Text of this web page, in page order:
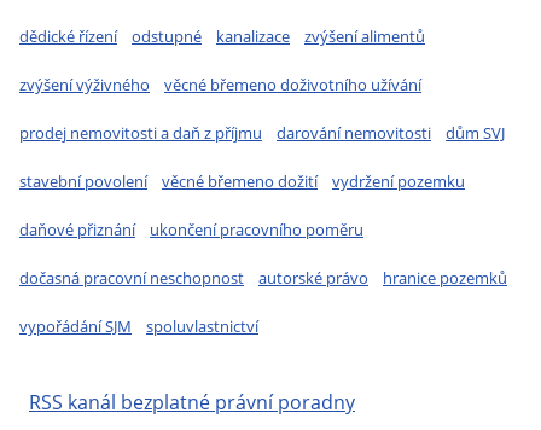
dědické řízení odstupné kanalizace zvýšení alimentů
zvýšení výživného věcné břemeno doživotního užívání
prodej nemovitosti a daň z příjmu darování nemovitosti dům SVJ
stavební povolení věcné břemeno dožití vydržení pozemku
daňové přiznání ukončení pracovního poměru
dočasná pracovní neschopnost autorské právo hranice pozemků
vypořádání SJM spoluvlastnictví
RSS kanál bezplatné právní poradny